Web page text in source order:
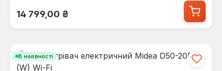
Звичайна ціна:
14 799,00 ₴
В наявності